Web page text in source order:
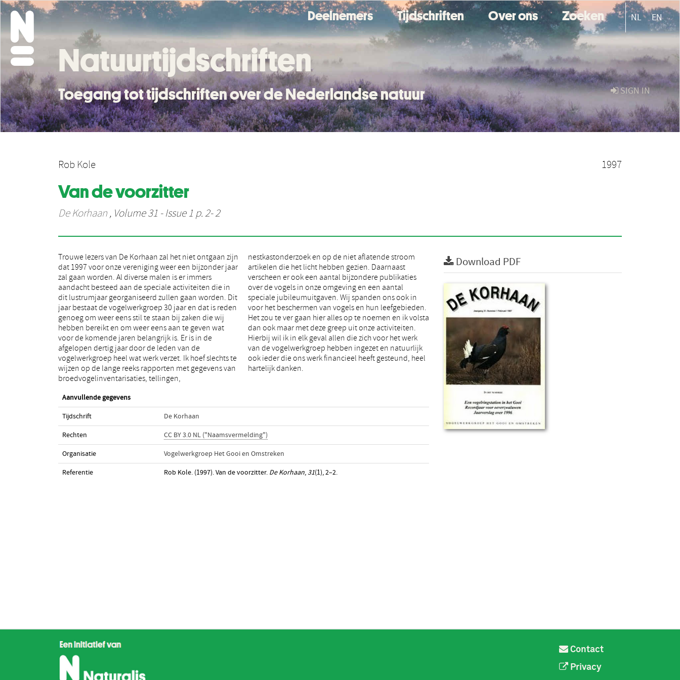
Deelnemers Tijdschriften Over ons Zoeken NL EN
SIGN IN
Natuurtijdschriften
Toegang tot tijdschriften over de Nederlandse natuur
Rob Kole 1997
Van de voorzitter
De Korhaan, Volume 31 - Issue 1 p. 2- 2
Trouwe lezers van De Korhaan zal het niet ontgaan zijn
dat 1997 voor onze vereniging weer een bijzonder jaar
zal gaan worden. Al diverse malen is er immers
aandacht besteed aan de speciale activiteiten die in
dit lustrumjaar georganiseerd zullen gaan worden. Dit
jaar bestaat de vogelwerkgroep 30 jaar en dat is reden
genoeg om weer eens stil te staan bij zaken die wij
hebben bereikt en om weer eens aan te geven wat
voor de komende jaren belangrijk is. Er is in de
afgelopen dertig jaar door de leden van de
vogelwerkgroep heel wat werk verzet. Ik hoef slechts te
wijzen op de lange reeks rapporten met gegevens van
broedvogelinventarisaties, tellingen,
nestkastonderzoek en op de niet aflatende stroom
artikelen die het licht hebben gezien. Daarnaast
verscheen er ook een aantal bijzondere publikaties
over de vogels in onze omgeving en een aantal
speciale jubileumuitgaven. Wij spanden ons ook in
voor het beschermen van vogels en hun leefgebieden.
Het zou te ver gaan hier alles op te noemen en ik volsta
dan ook maar met deze greep uit onze activiteiten.
Hierbij wil ik in elk geval allen die zich voor het werk
van de vogelwerkgroep hebben ingezet en natuurlijk
ook ieder die ons werk financieel heeft gesteund, heel
hartelijk danken.
Aanvullende gegevens
Tijdschrift De Korhaan
Rechten CC BY 3.0 NL ("Naamsvermelding")
Organisatie Vogelwerkgroep Het Gooi en Omstreken
Referentie Rob Kole. (1997). Van de voorzitter. De Korhaan, 31(1), 2–2.
Download PDF
Contact
Privacy